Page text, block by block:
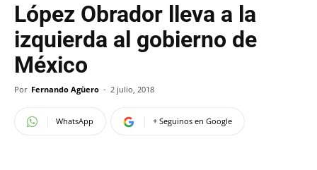
López Obrador lleva a la
izquierda al gobierno de
México
Por Fernando Agüero - 2 julio, 2018
WhatsApp + Seguinos en Google